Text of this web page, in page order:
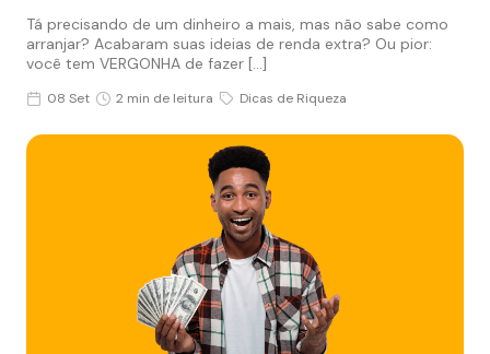
Tá precisando de um dinheiro a mais, mas não sabe como
arranjar? Acabaram suas ideias de renda extra? Ou pior:
você tem VERGONHA de fazer […]
08 Set 2 min de leitura Dicas de Riqueza